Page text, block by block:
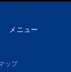
メニュー
ップ